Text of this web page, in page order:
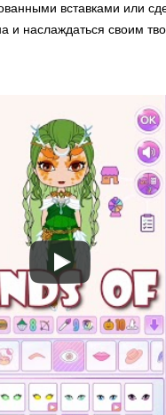
вставками или
и наслаждаться своим